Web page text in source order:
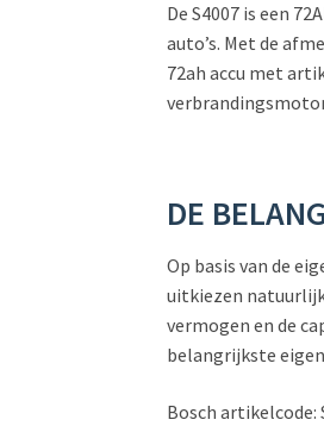
De S4007 is een
auto’s. Met de
72ah accu met
DE
Op basis van de
uitkiezen
vermogen en de
belangrijkste
Bosch artikelcode: